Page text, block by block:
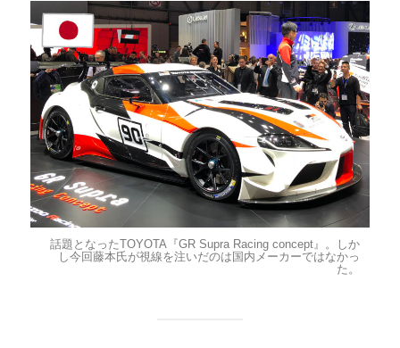
話題となったTOYOTA『GR Supra Racing concept』。しか
し今回藤本氏が視線を注いだのは国内メーカーではなかっ
た。